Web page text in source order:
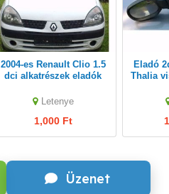
Üzenet
2004-es Renault Clio 1.5
dci alkatrészek eladók
Letenye
1,000 Ft
Eladó 2db Renault Clio-
Thalia